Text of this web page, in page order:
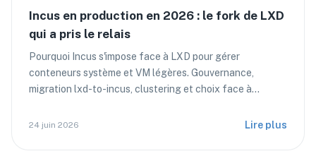
Incus en production en 2026 : le fork de LXD
qui a pris le relais
Pourquoi Incus s'impose face à LXD pour gérer
conteneurs système et VM légères. Gouvernance,
migration lxd-to-incus, clustering et choix face à
24 juin 2026 Lire plus